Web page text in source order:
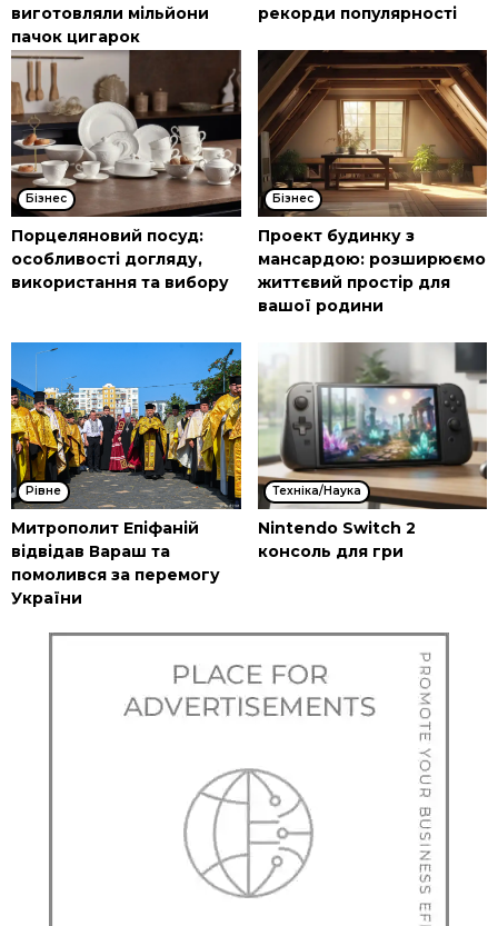
виготовляли мільйони
пачок цигарок
рекорди популярності
Бізнес
Порцеляновий посуд:
особливості догляду,
використання та вибору
Бізнес
Проект будинку з
мансардою: розширюємо
життєвий простір для
вашої родини
Рівне
Митрополит Епіфаній
відвідав Вараш та
помолився за перемогу
України
Техніка/Наука
Nintendo Switch 2
консоль для гри